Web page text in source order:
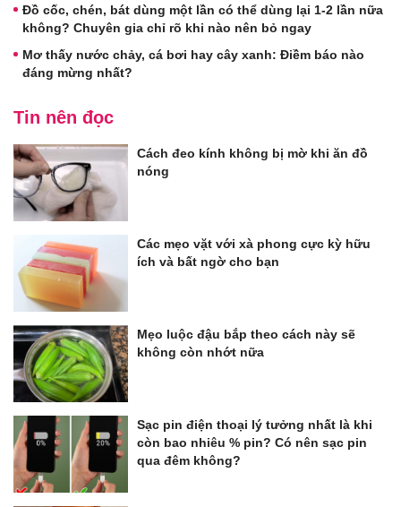
Đồ cốc, chén, bát dùng một lần có thể dùng lại 1-2 lần nữa
không? Chuyên gia chỉ rõ khi nào nên bỏ ngay
Mơ thấy nước chảy, cá bơi hay cây xanh: Điềm báo nào
đáng mừng nhất?
Tin nên đọc
Cách đeo kính không bị mờ khi ăn đồ
nóng
Các mẹo vặt với xà phong cực kỳ hữu
ích và bất ngờ cho bạn
Mẹo luộc đậu bắp theo cách này sẽ
không còn nhớt nữa
Sạc pin điện thoại lý tưởng nhất là khi
còn bao nhiêu % pin? Có nên sạc pin
qua đêm không?